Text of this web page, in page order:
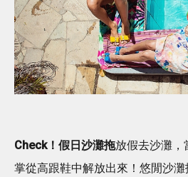
Check！假日沙灘拖放假去沙灘，
掌從高跟鞋中解放出來！悠閒沙灘